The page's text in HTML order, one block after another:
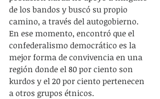
de los bandos y buscó su propio
camino, a través del autogobierno.
En ese momento, encontró que el
confederalismo democrático es la
mejor forma de convivencia en una
región donde el 80 por ciento son
kurdos y el 20 por ciento pertenecen
a otros grupos étnicos.